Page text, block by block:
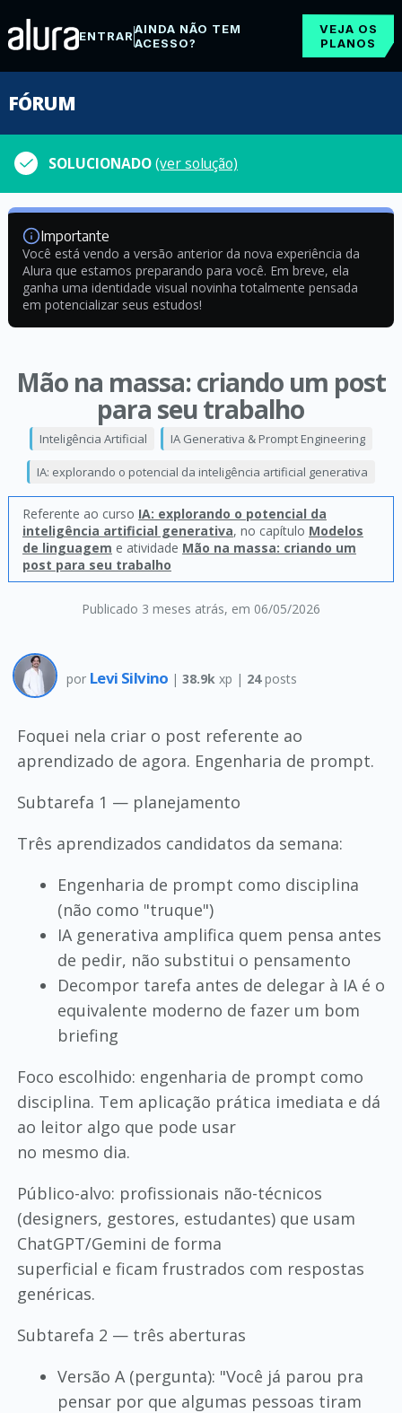
ENTRARAINDA NÃO TEM
ACESSO?
VEJA OS
PLANOS
FÓRUM
SOLUCIONADO(ver solução)
Importante
Você está vendo a versão anterior da nova experiência da
Alura que estamos preparando para você. Em breve, ela
ganha uma identidade visual novinha totalmente pensada
em potencializar seus estudos!
Mão na massa: criando um post
para seu trabalho
Publicado 3 meses atrás, em 06/05/2026
Inteligência Artificial IA Generativa & Prompt Engineering
IA: explorando o potencial da inteligência artificial generativa
Referente ao curso IA: explorando o potencial da
inteligência artificial generativa, no capítulo Modelos
de linguagem e atividade Mão na massa: criando um
post para seu trabalho
por Levi Silvino |38.9k xp | 24posts
Foquei nela criar o post referente ao
aprendizado de agora. Engenharia de prompt.
Subtarefa 1 — planejamento
Três aprendizados candidatos da semana:
Engenharia de prompt como disciplina
(não como "truque")
IA generativa amplifica quem pensa antes
de pedir, não substitui o pensamento
Decompor tarefa antes de delegar à IA é o
equivalente moderno de fazer um bom
briefing
Foco escolhido: engenharia de prompt como
disciplina. Tem aplicação prática imediata e dá
ao leitor algo que pode usar
no mesmo dia.
Público-alvo: profissionais não-técnicos
(designers, gestores, estudantes) que usam
ChatGPT/Gemini de forma
superficial e ficam frustrados com respostas
genéricas.
Subtarefa 2 — três aberturas
Versão A (pergunta): "Você já parou pra
pensar por que algumas pessoas tiram